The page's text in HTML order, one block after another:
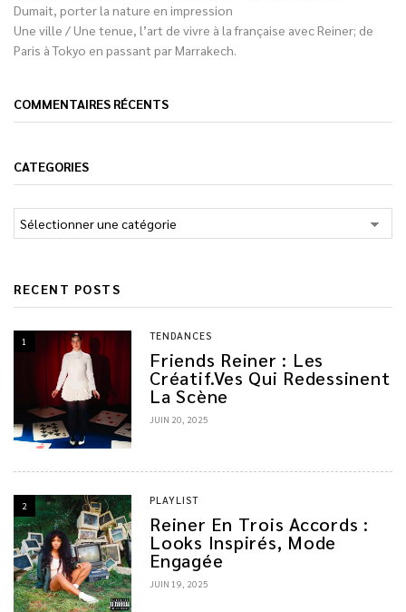
Dumait, porter la nature en impression
Une ville / Une tenue, l’art de vivre à la française avec Reiner; de
Paris à Tokyo en passant par Marrakech.
COMMENTAIRES RÉCENTS
CATEGORIES
RECENT POSTS
1 TENDANCES
Friends Reiner : Les
Créatif.ves Qui Redessinent
La Scène
JUIN 20, 2025
2 PLAYLIST
Reiner En Trois Accords :
Looks Inspirés, Mode
Engagée
JUIN 19, 2025